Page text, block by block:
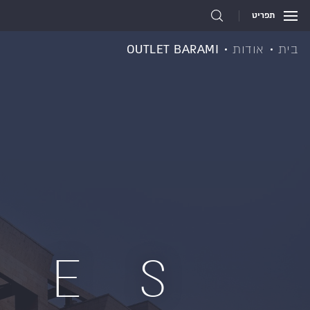
תפריט
בית אודות OUTLET BARAMI